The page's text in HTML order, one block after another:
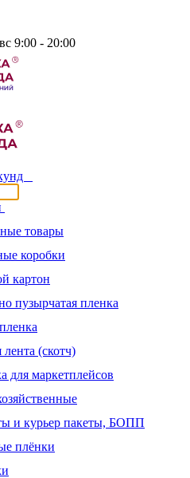
9:00 - 20:00
товары
коробки
картон
пузырчатая пленка
(скотч)
для маркетплейсов
и курьер пакеты, БОПП
плёнки